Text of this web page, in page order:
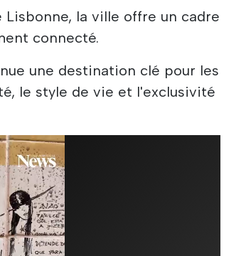
la ville offre un cadre
connecté.
une destination clé pour les
le style de vie et l'exclusivité